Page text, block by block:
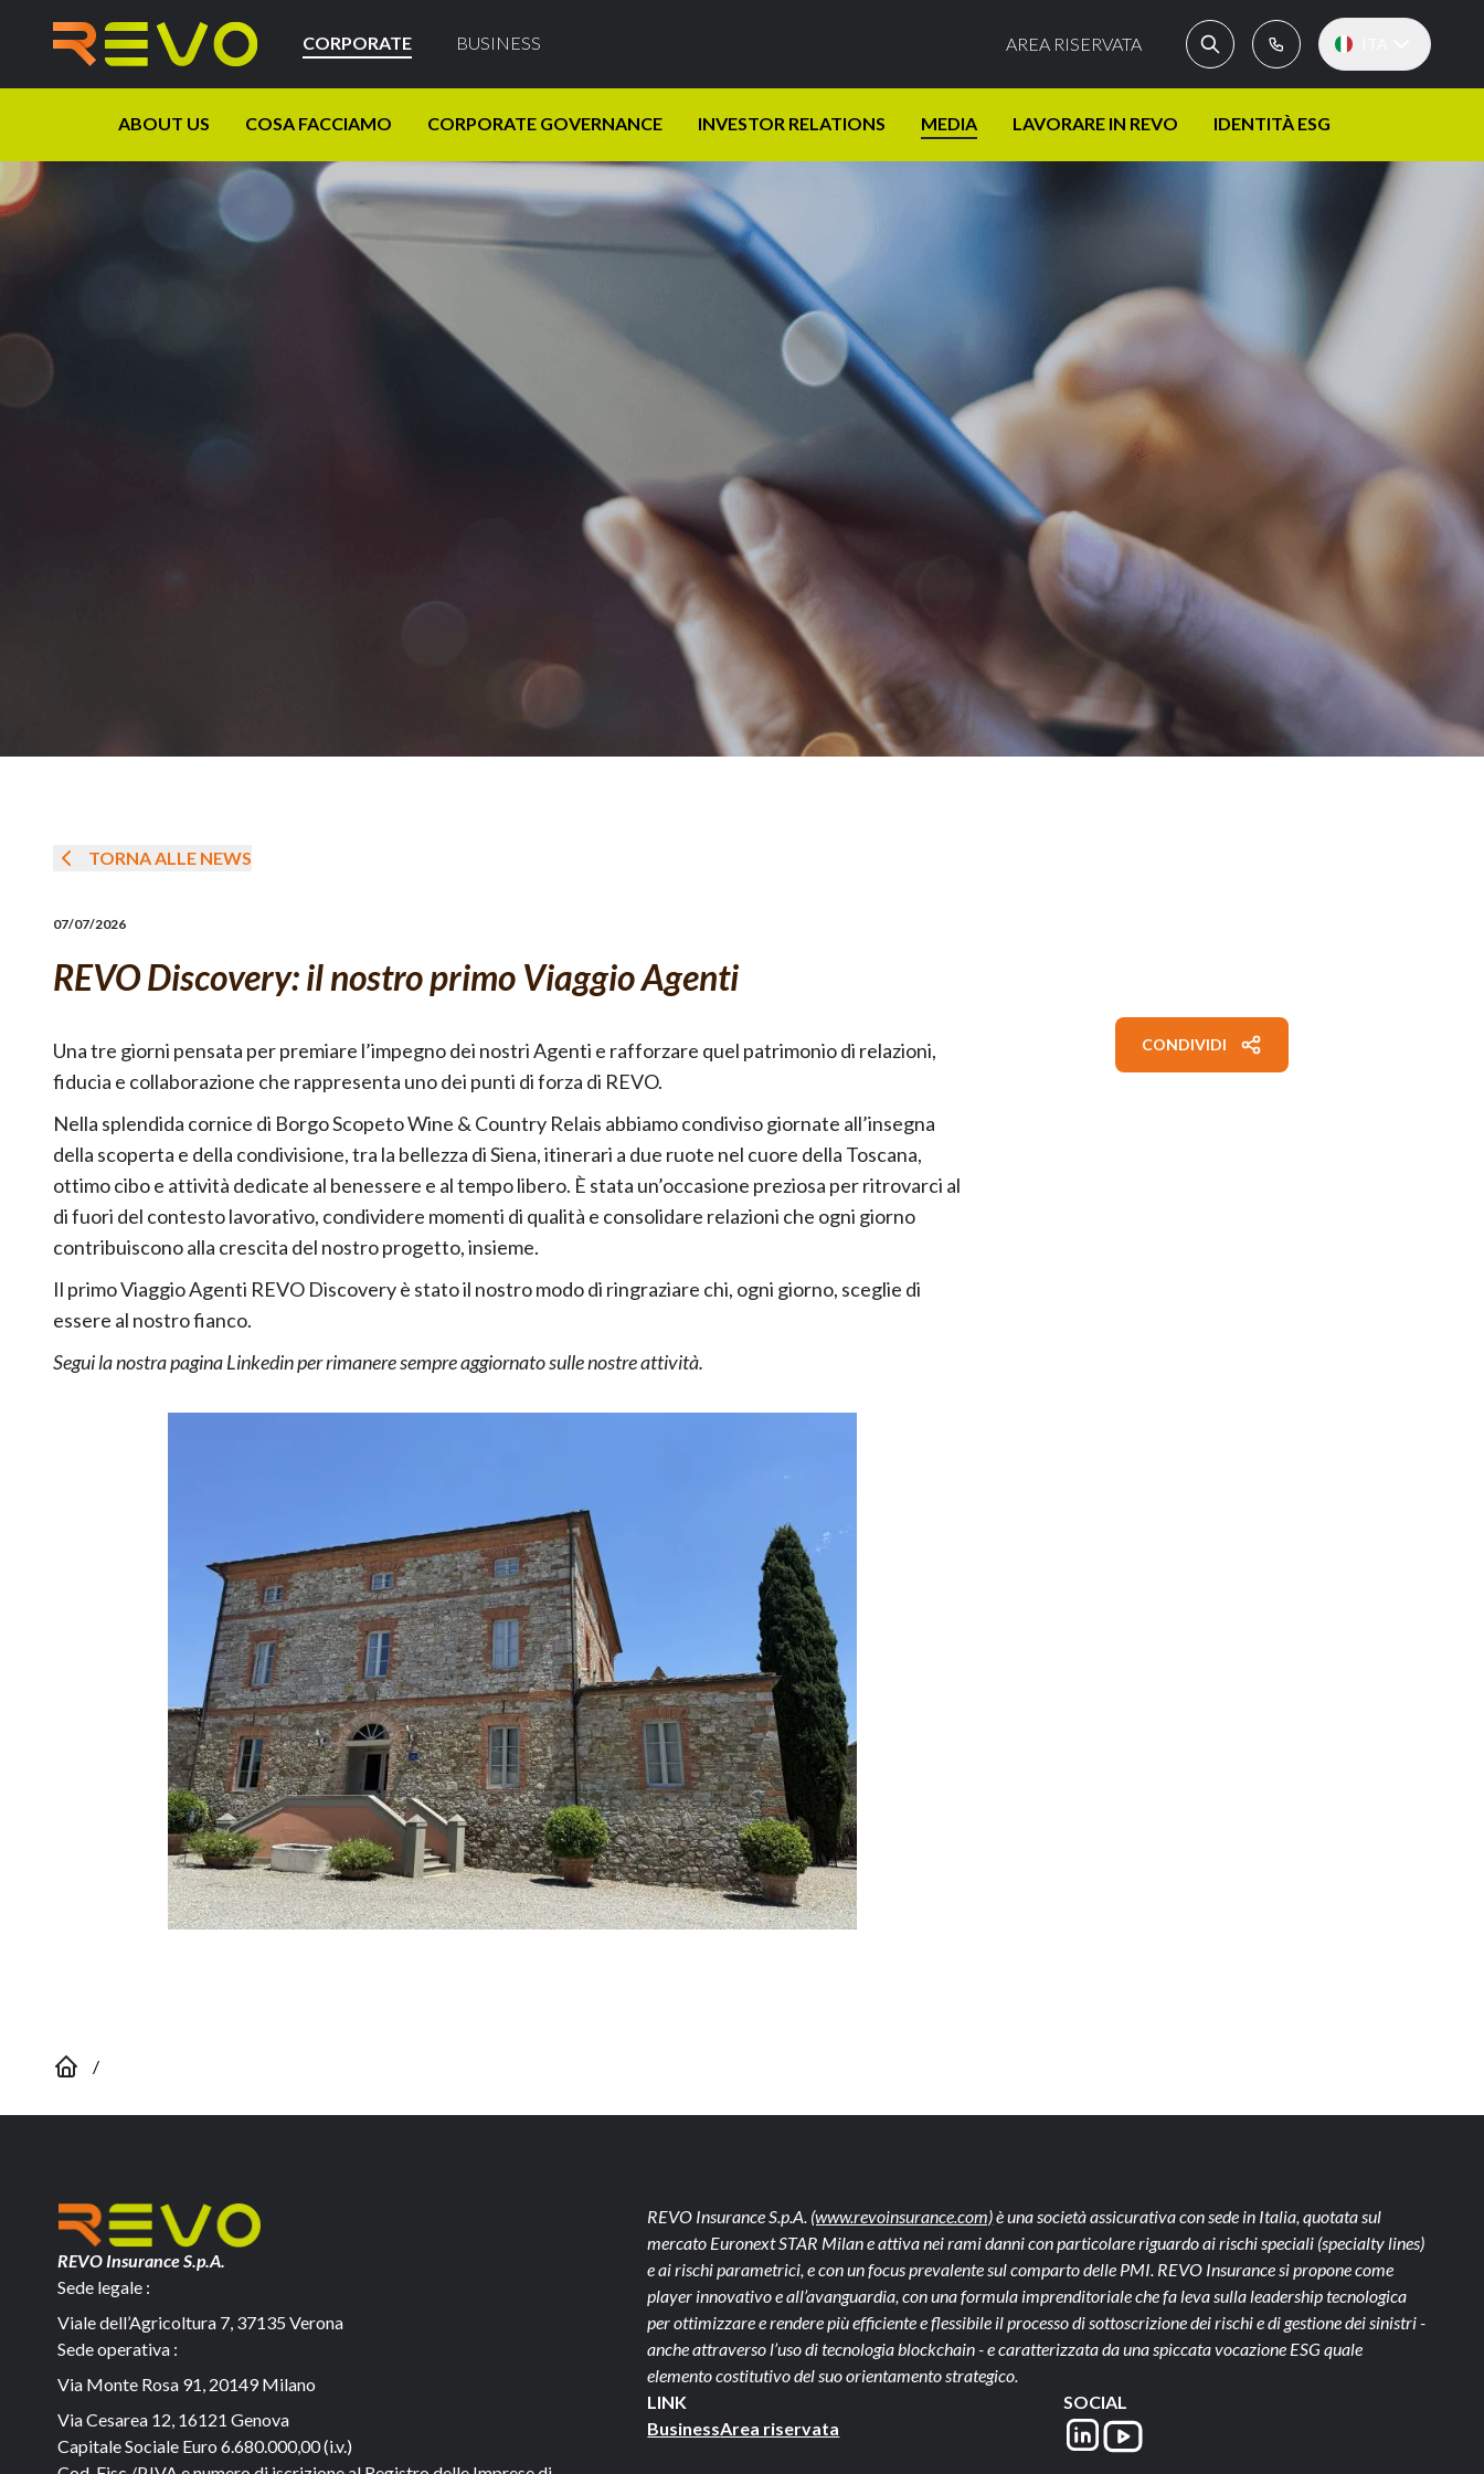
CORPORATE BUSINESS AREA RISERVATA
ABOUT US COSA FACCIAMO CORPORATE GOVERNANCE INVESTOR RELATIONS MEDIA LAVORARE IN REVO IDENTITÀ ESG
TORNA ALLE NEWS
07/07/2026
REVO Discovery: il nostro primo Viaggio Agenti
Una tre giorni pensata per premiare l’impegno dei nostri Agenti e rafforzare quel patrimonio di relazioni,
fiducia e collaborazione che rappresenta uno dei punti di forza di REVO.
Nella splendida cornice di Borgo Scopeto Wine & Country Relais abbiamo condiviso giornate all’insegna
della scoperta e della condivisione, tra la bellezza di Siena, itinerari a due ruote nel cuore della Toscana,
ottimo cibo e attività dedicate al benessere e al tempo libero. È stata un’occasione preziosa per ritrovarci al
di fuori del contesto lavorativo, condividere momenti di qualità e consolidare relazioni che ogni giorno
contribuiscono alla crescita del nostro progetto, insieme.
Il primo Viaggio Agenti REVO Discovery è stato il nostro modo di ringraziare chi, ogni giorno, sceglie di
essere al nostro fianco.
Segui la nostrapagina Linkedinper rimanere sempre aggiornato sulle nostre attività.
CONDIVIDI
/
REVO Insurance S.p.A.
Sede legale :
Viale dell’Agricoltura 7, 37135 Verona
Sede operativa :
Via Monte Rosa 91, 20149 Milano
Via Cesarea 12, 16121 Genova
Capitale Sociale Euro 6.680.000,00 (i.v.)
REVO Insurance S.p.A. (www.revoinsurance.com)è una società assicurativa con sede in Italia, quotata sul
mercato Euronext STAR Milan e attiva nei rami danni con particolare riguardo ai rischi speciali (specialty lines)
e ai rischi parametrici, e con un focus prevalente sul comparto delle PMI. REVO Insurance si propone come
player innovativo e all’avanguardia, con una formula imprenditoriale che fa leva sulla leadership tecnologica
per ottimizzare e rendere più efficiente e flessibile il processo di sottoscrizione dei rischi e di gestione dei sinistri -
anche attraverso l’uso di tecnologia blockchain - e caratterizzata da una spiccata vocazione ESG quale
elemento costitutivo del suo orientamento strategico.
LINK
BusinessArea riservata
SOCIAL